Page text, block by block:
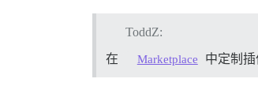
ToddZ:
在
Marketplace 中定制插